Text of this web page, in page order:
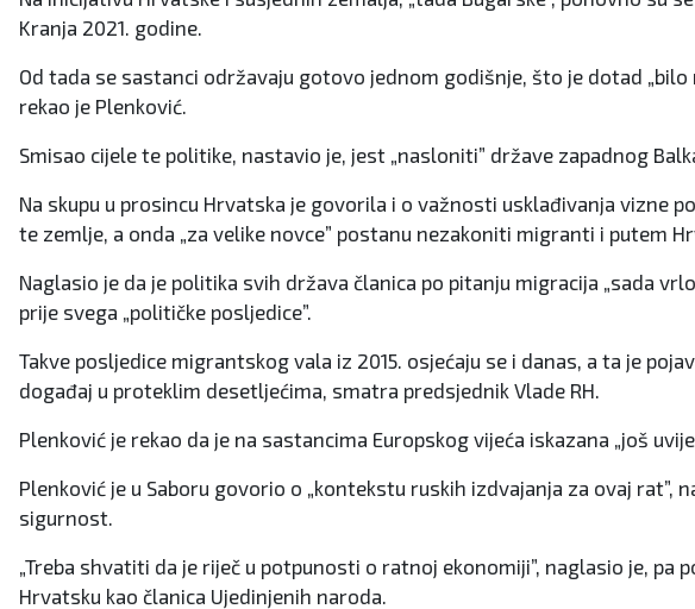
Kranja 2021. godine.
Od tada se sastanci održavaju gotovo jednom godišnje, što je dotad
rekao je Plenković.
Smisao cijele te politike, nastavio je, jest „nasloniti” države zapadnog
Na skupu u prosincu Hrvatska je govorila i o važnosti usklađivanja vizne
te zemlje, a onda „za velike novce” postanu nezakoniti migranti i putem
Naglasio je da je politika svih država članica po pitanju migracija „sada
prije svega „političke posljedice”.
Takve posljedice migrantskog vala iz 2015. osjećaju se i danas, a ta je
događaj u proteklim desetljećima, smatra predsjednik Vlade RH.
Plenković je rekao da je na sastancima Europskog vijeća iskazana „još
Plenković je u Saboru govorio o „kontekstu ruskih izdvajanja za ovaj
sigurnost.
„Treba shvatiti da je riječ u potpunosti o ratnoj ekonomiji”, naglasio je,
Hrvatsku kao članica Ujedinjenih naroda.